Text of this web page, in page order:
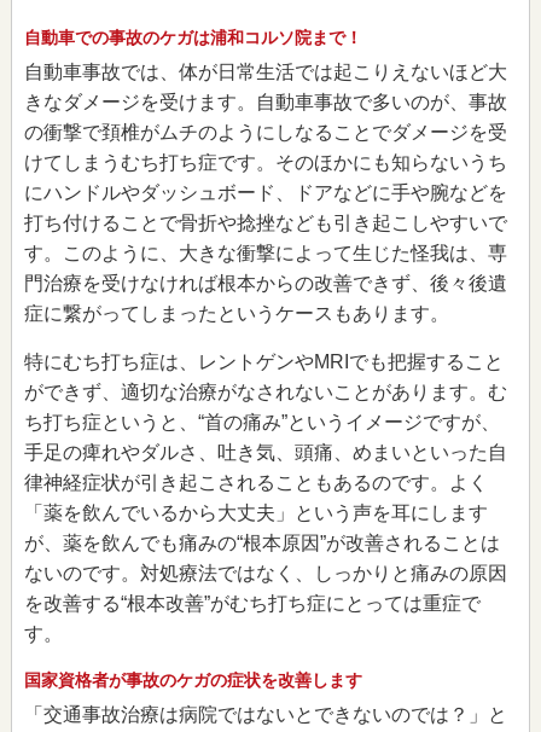
自動車での事故のケガは浦和コルソ院まで！
自動車事故では、体が日常生活では起こりえないほど大
きなダメージを受けます。自動車事故で多いのが、事故
の衝撃で頚椎がムチのようにしなることでダメージを受
けてしまうむち打ち症です。そのほかにも知らないうち
にハンドルやダッシュボード、ドアなどに手や腕などを
打ち付けることで骨折や捻挫なども引き起こしやすいで
す。このように、大きな衝撃によって生じた怪我は、専
門治療を受けなければ根本からの改善できず、後々後遺
症に繋がってしまったというケースもあります。
特にむち打ち症は、レントゲンやMRIでも把握すること
ができず、適切な治療がなされないことがあります。む
ち打ち症というと、“首の痛み”というイメージですが、
手足の痺れやダルさ、吐き気、頭痛、めまいといった自
律神経症状が引き起こされることもあるのです。よく
「薬を飲んでいるから大丈夫」という声を耳にします
が、薬を飲んでも痛みの“根本原因”が改善されることは
ないのです。対処療法ではなく、しっかりと痛みの原因
を改善する“根本改善”がむち打ち症にとっては重症で
す。
国家資格者が事故のケガの症状を改善します
「交通事故治療は病院ではないとできないのでは？」と